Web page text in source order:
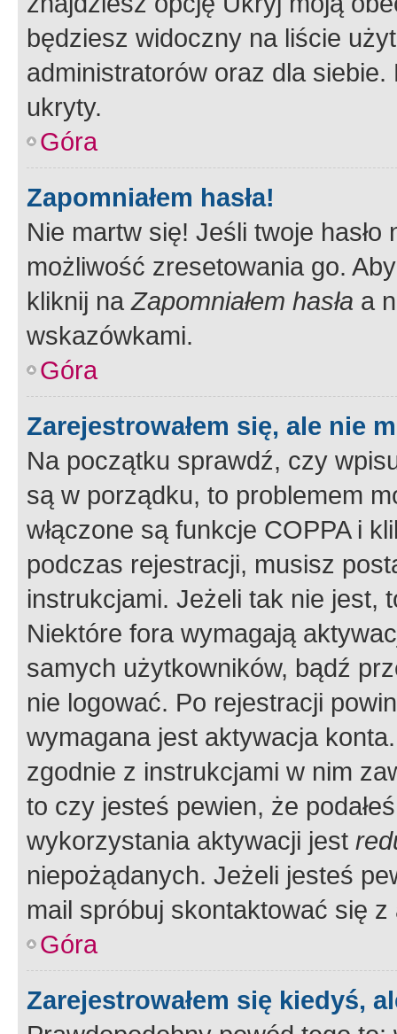
będziesz widoczny na liście
administratorów oraz dla
ukryty.
Góra
Zapomniałem hasła!
Nie martw się! Jeśli twoje
możliwość zresetowania go.
kliknij naZapomniałem hasła a
wskazówkami.
Góra
Zarejestrowałem się, ale nie
Na początku sprawdź, czy
są w porządku, to problemem
włączone są funkcje COPPA i
podczas rejestracji, musisz
instrukcjami. Jeżeli tak nie jest,
Niektóre fora wymagają
samych użytkowników, bądź
nie logować. Po rejestracji
wymagana jest aktywacja
zgodnie z instrukcjami w nim
to czy jesteś pewien, że
wykorzystania aktywacji jest
niepożądanych. Jeżeli jesteś
mail spróbuj skontaktować się
Góra
Zarejestrowałem się kiedyś,